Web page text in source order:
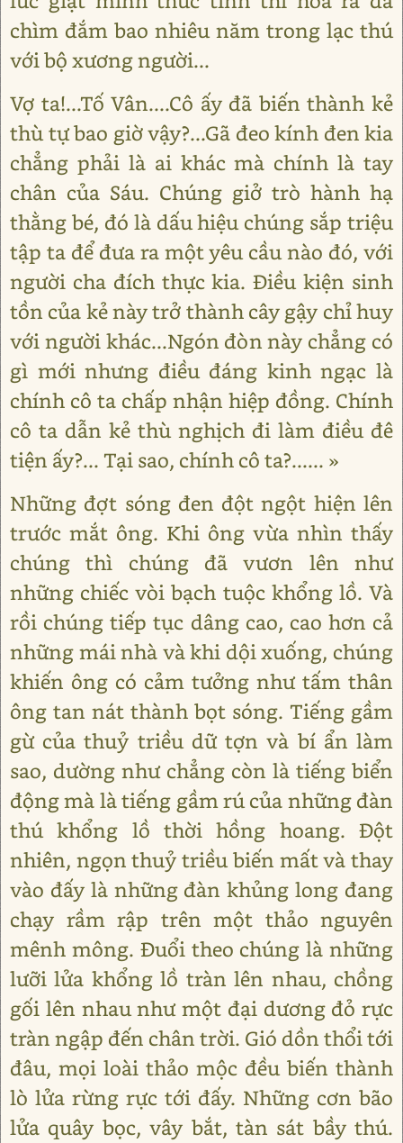
chìm đắm bao nhiêu năm trong lạc thú
với bộ xương người...
Vợ ta!...Tố Vân....Cô ấy đã biến thành kẻ
thù tự bao giờ vậy?...Gã đeo kính đen kia
chẳng phải là ai khác mà chính là tay
chân của Sáu. Chúng giở trò hành hạ
thằng bé, đó là dấu hiệu chúng sắp triệu
tập ta để đưa ra một yêu cầu nào đó, với
người cha đích thực kia. Điều kiện sinh
tồn của kẻ này trở thành cây gậy chỉ huy
với người khác...Ngón đòn này chẳng có
gì mới nhưng điều đáng kinh ngạc là
chính cô ta chấp nhận hiệp đồng. Chính
cô ta dẫn kẻ thù nghịch đi làm điều đê
tiện ấy?... Tại sao, chính cô ta?...... »
Những đợt sóng đen đột ngột hiện lên
trước mắt ông. Khi ông vừa nhìn thấy
chúng thì chúng đã vươn lên như
những chiếc vòi bạch tuộc khổng lồ. Và
rồi chúng tiếp tục dâng cao, cao hơn cả
những mái nhà và khi dội xuống, chúng
khiến ông có cảm tưởng như tấm thân
ông tan nát thành bọt sóng. Tiếng gầm
gừ của thuỷ triều dữ tợn và bí ẩn làm
sao, dường như chẳng còn là tiếng biển
động mà là tiếng gầm rú của những đàn
thú khổng lồ thời hồng hoang. Đột
nhiên, ngọn thuỷ triều biến mất và thay
vào đấy là những đàn khủng long đang
chạy rầm rập trên một thảo nguyên
mênh mông. Đuổi theo chúng là những
lưỡi lửa khổng lồ tràn lên nhau, chồng
gối lên nhau như một đại dương đỏ rực
tràn ngập đến chân trời. Gió dồn thổi tới
đâu, mọi loài thảo mộc đều biến thành
lò lửa rừng rực tới đấy. Những cơn bão
lửa quây bọc, vây bắt, tàn sát bầy thú.